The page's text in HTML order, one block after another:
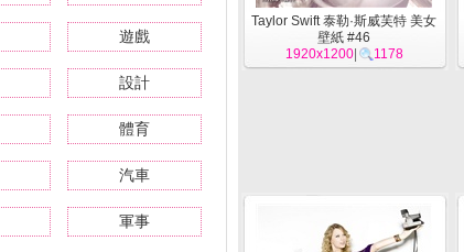
遊戲
設計
體育
汽車
軍事
Taylor Swift 泰勒·斯威芙特 美女
壁紙 #46
1920x1200| 1178